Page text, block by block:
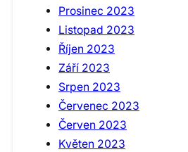
Prosinec 2023
Listopad 2023
Říjen 2023
Září 2023
Srpen 2023
Červenec 2023
Červen 2023
Květen 2023